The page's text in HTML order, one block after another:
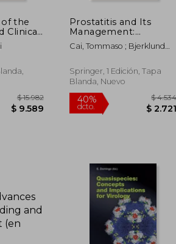
the
Clinical
Prostatitis and Its
Management:
Concepts and
Recommendations for
Inglés)
Cai, Tommaso ; Bjerklund
Springer, 1 Edición, Tapa
Blanda, Nuevo